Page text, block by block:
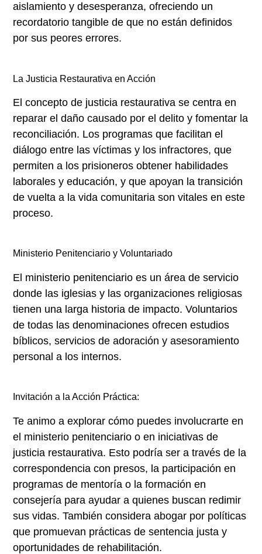
aislamiento y desesperanza, ofreciendo un
recordatorio tangible de que no están definidos
por sus peores errores.
La Justicia Restaurativa en Acción
El concepto de justicia restaurativa se centra en
reparar el daño causado por el delito y fomentar la
reconciliación. Los programas que facilitan el
diálogo entre las víctimas y los infractores, que
permiten a los prisioneros obtener habilidades
laborales y educación, y que apoyan la transición
de vuelta a la vida comunitaria son vitales en este
proceso.
Ministerio Penitenciario y Voluntariado
El ministerio penitenciario es un área de servicio
donde las iglesias y las organizaciones religiosas
tienen una larga historia de impacto. Voluntarios
de todas las denominaciones ofrecen estudios
bíblicos, servicios de adoración y asesoramiento
personal a los internos.
Invitación a la Acción Práctica:
Te animo a explorar cómo puedes involucrarte en
el ministerio penitenciario o en iniciativas de
justicia restaurativa. Esto podría ser a través de la
correspondencia con presos, la participación en
programas de mentoría o la formación en
consejería para ayudar a quienes buscan redimir
sus vidas. También considera abogar por políticas
que promuevan prácticas de sentencia justa y
oportunidades de rehabilitación.